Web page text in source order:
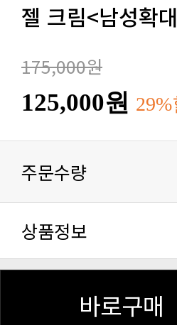
젤 크림<남성확
175,000원
125,000원
주문수량
상품정보
바로구매